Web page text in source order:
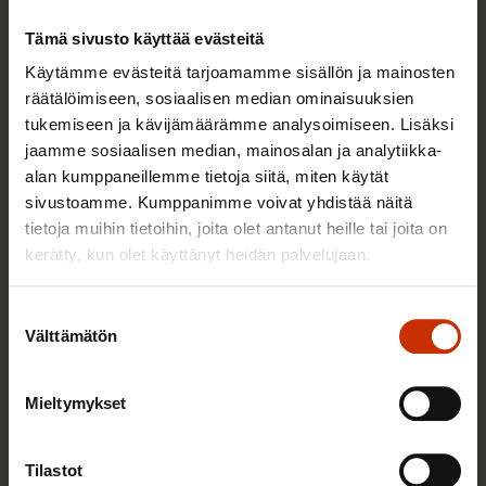
Tämä sivusto käyttää evästeitä
Käytämme evästeitä tarjoamamme sisällön ja mainosten
räätälöimiseen, sosiaalisen median ominaisuuksien
tukemiseen ja kävijämäärämme analysoimiseen. Lisäksi
jaamme sosiaalisen median, mainosalan ja analytiikka-
alan kumppaneillemme tietoja siitä, miten käytät
sivustoamme. Kumppanimme voivat yhdistää näitä
tietoja muihin tietoihin, joita olet antanut heille tai joita on
kerätty, kun olet käyttänyt heidän palvelujaan.
valinta
Välttämätön
Mieltymykset
Tilastot
määräaikaisuuksia,
takaisinottovelvollisuutta koskevat
heikennykset
2.6.2025 Uutiset
SAK:lta selkokielinen opas työelämään
SAK on tyytyväinen ylimmän
Ruokalähetit ovat työntekijöitä